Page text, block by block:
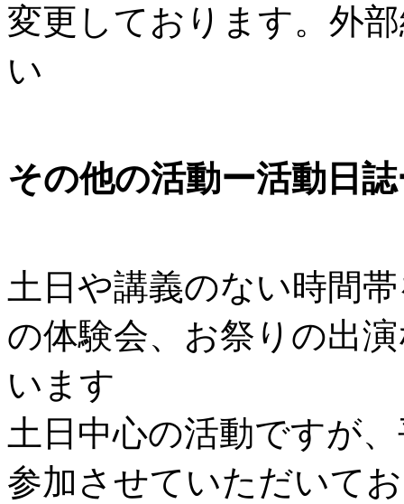
変更しております。外
い
その他の活動ー活動日
土日や講義のない時間
の体験会、お祭りの出
います
土日中心の活動ですが
参加させていただいて